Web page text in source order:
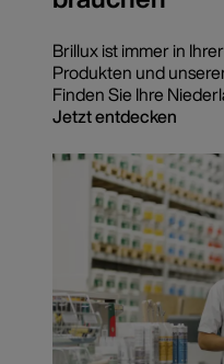
Brillux ist immer in
Produkten und
Finden Sie Ihre
Jetzt entdecken